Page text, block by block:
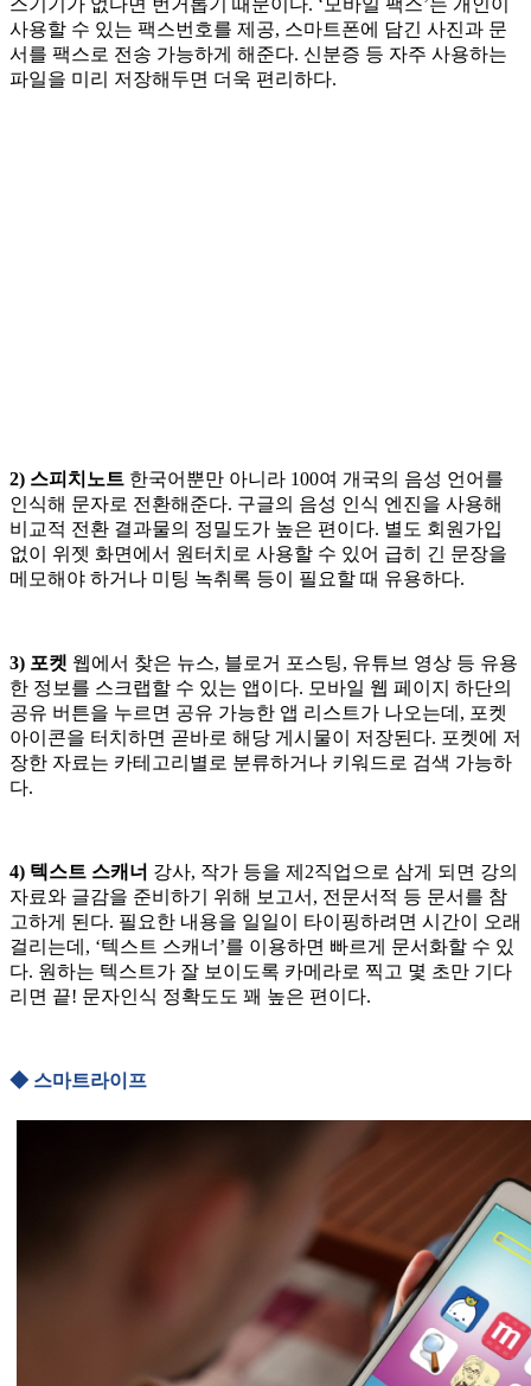
스기기가 없다면 번거롭기 때문이다. ‘모바일 팩스’는 개인이
사용할 수 있는 팩스번호를 제공, 스마트폰에 담긴 사진과 문
서를 팩스로 전송 가능하게 해준다. 신분증 등 자주 사용하는
파일을 미리 저장해두면 더욱 편리하다.
2) 스피치노트 한국어뿐만 아니라 100여 개국의 음성 언어를
인식해 문자로 전환해준다. 구글의 음성 인식 엔진을 사용해
비교적 전환 결과물의 정밀도가 높은 편이다. 별도 회원가입
없이 위젯 화면에서 원터치로 사용할 수 있어 급히 긴 문장을
메모해야 하거나 미팅 녹취록 등이 필요할 때 유용하다.
3) 포켓 웹에서 찾은 뉴스, 블로거 포스팅, 유튜브 영상 등 유용
한 정보를 스크랩할 수 있는 앱이다. 모바일 웹 페이지 하단의
공유 버튼을 누르면 공유 가능한 앱 리스트가 나오는데, 포켓
아이콘을 터치하면 곧바로 해당 게시물이 저장된다. 포켓에 저
장한 자료는 카테고리별로 분류하거나 키워드로 검색 가능하
다.
4) 텍스트 스캐너 강사, 작가 등을 제2직업으로 삼게 되면 강의
자료와 글감을 준비하기 위해 보고서, 전문서적 등 문서를 참
고하게 된다. 필요한 내용을 일일이 타이핑하려면 시간이 오래
걸리는데, ‘텍스트 스캐너’를 이용하면 빠르게 문서화할 수 있
다. 원하는 텍스트가 잘 보이도록 카메라로 찍고 몇 초만 기다
리면 끝! 문자인식 정확도도 꽤 높은 편이다.
◆ 스마트라이프